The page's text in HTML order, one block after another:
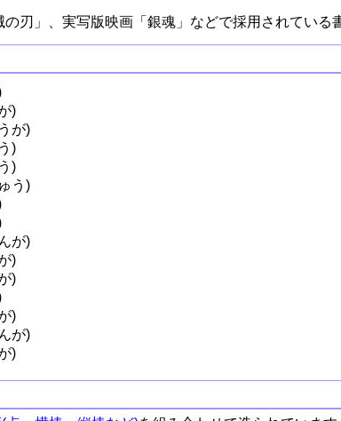
の刃」、実写版映画「銀魂」などで採用されている
)
が)
)
)
う)
が)
)
)
)
が)
)